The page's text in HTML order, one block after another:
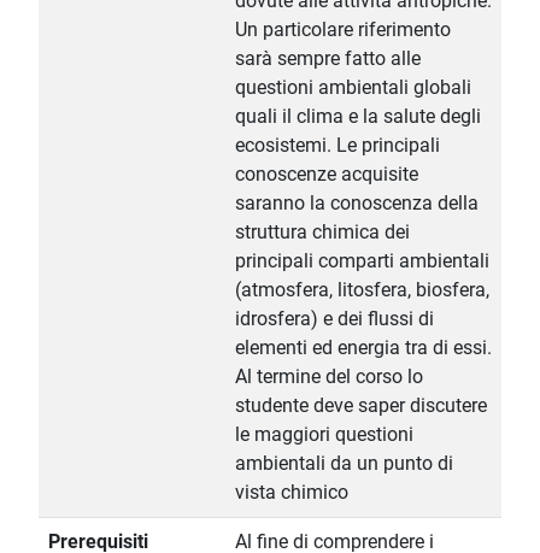
Un particolare riferimento
sarà sempre fatto alle
questioni ambientali globali
quali il clima e la salute degli
ecosistemi. Le principali
conoscenze acquisite
saranno la conoscenza della
struttura chimica dei
principali comparti ambientali
(atmosfera, litosfera, biosfera,
idrosfera) e dei flussi di
elementi ed energia tra di essi.
Al termine del corso lo
studente deve saper discutere
le maggiori questioni
ambientali da un punto di
vista chimico
Prerequisiti
Al fine di comprendere i